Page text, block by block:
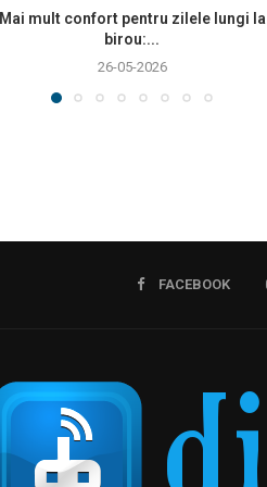
Mai mult confort pentru zilele lungi la
birou:...
26-05-2026
FACEBOOK